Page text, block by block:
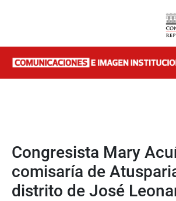
Congresista Mary
comisaría de
distrito de José